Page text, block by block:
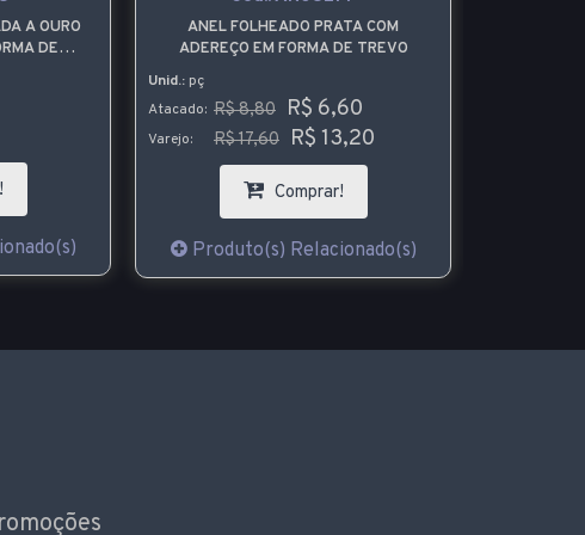
A OURO
DE
ANEL FOLHEADO PRATA COM
ADEREÇO EM FORMA DE TREVO
Unid.: pç
Atacado: R$ 8,80 R$ 6,60
Varejo: R$ 17,60 R$ 13,20
Comprar!
Produto(s) Relacionado(s)